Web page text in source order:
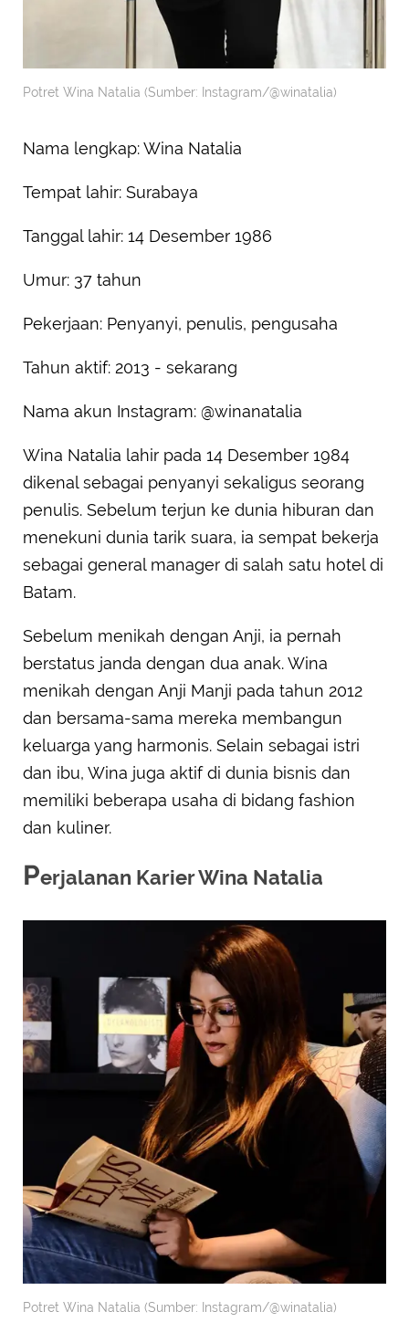
Potret Wina Natalia (Sumber: Instagram/@winatalia)
Nama lengkap: Wina Natalia
Tempat lahir: Surabaya
Tanggal lahir: 14 Desember 1986
Umur: 37 tahun
Pekerjaan: Penyanyi, penulis, pengusaha
Tahun aktif: 2013 - sekarang
Nama akun Instagram: @winanatalia
Wina Natalia lahir pada 14 Desember 1984
dikenal sebagai penyanyi sekaligus seorang
penulis. Sebelum terjun ke dunia hiburan dan
menekuni dunia tarik suara, ia sempat bekerja
sebagai general manager di salah satu hotel di
Batam.
Sebelum menikah dengan Anji, ia pernah
berstatus janda dengan dua anak. Wina
menikah dengan Anji Manji pada tahun 2012
dan bersama-sama mereka membangun
keluarga yang harmonis. Selain sebagai istri
dan ibu, Wina juga aktif di dunia bisnis dan
memiliki beberapa usaha di bidang fashion
dan kuliner.
Perjalanan Karier Wina Natalia
Potret Wina Natalia (Sumber: Instagram/@winatalia)